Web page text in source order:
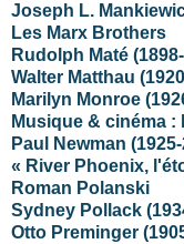
Joseph L.
Les Marx Brothers
Rudolph Maté
Walter Matthau
Marilyn Monroe
Musique & cinéma :
Paul Newman
« River Phoenix,
Roman Polanski
Sydney Pollack
Otto Preminger